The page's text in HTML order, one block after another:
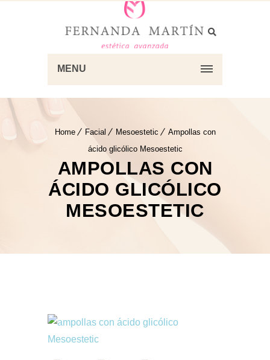
MENU
Home Facial Mesoestetic
Ampollas con
ácido glicólico Mesoestetic
AMPOLLAS CON
ÁCIDO GLICÓLICO
MESOESTETIC